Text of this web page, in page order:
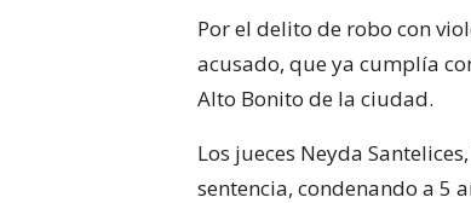
Por el delito de robo con
acusado, que ya cumplía
Alto Bonito de la ciudad.
Los jueces Neyda
sentencia, condenando a 5